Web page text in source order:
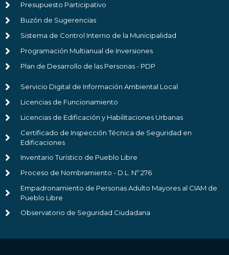
Presupuesto Participativo
Buzón de Sugerencias
Sistema de Control Interno de la Municipalidad
Programación Multianual de Inversiones
Plan de Desarrollo de las Personas - PDP
Servicio Digital de Información Ambiental Local
Licencias de Funcionamiento
Licencias de Edificación y Habilitaciones Urbanas
Certificado de Inspección Técnica de Seguridad en
Edificaciones
Inventario Turístico de Pueblo Libre
Proceso de Nombramiento - D.L. Nº 276
Empadronamiento de Personas Adulto Mayores al CIAM de
Pueblo Libre
Observatorio de Seguridad Ciudadana